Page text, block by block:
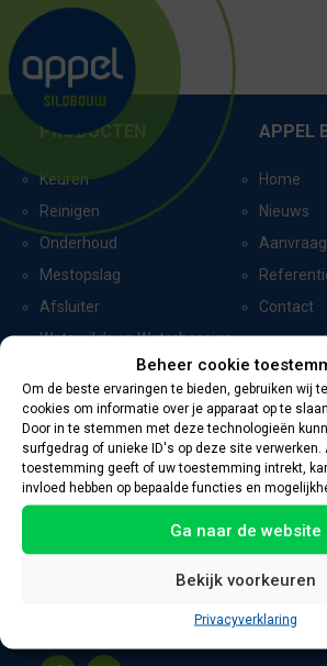
Beheer cookie
Om de beste ervaringen te bieden, gebruiken wij
cookies om informatie over je apparaat op te
Door in te stemmen met deze technologieën
surfgedrag of unieke ID's op deze site verwerken.
toestemming geeft of uw toestemming intrekt,
invloed hebben op bepaalde functies en
Ga naar de website
Bekijk voorkeuren
Privacyverklaring
KLIMMEN
PRODUCTEN
Keuren
Reinigen
Onderhoud
Mestopslag
Afsluiter
Watersilo’s en Waterbassins
APPEL
Home
Nieuws
Contact
CERTIFICERING
Oevers
8331 VC
Nederland